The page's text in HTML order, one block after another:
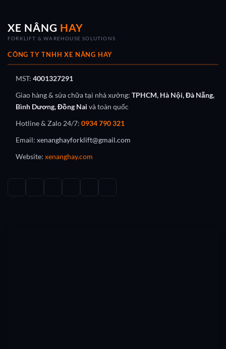
XE NÂNG HAY
FORKLIFT & WAREHOUSE SOLUTIONS
CÔNG TY TNHH XE NÂNG HAY
MST: 4001327291
Giao hàng & sửa chữa tại nhà xưởng: TPHCM, Hà Nội, Đà Nẵng,
Bình Dương, Đồng Nai và toàn quốc
Hotline & Zalo 24/7: 0934 790 321
Email: xenanghayforklift@gmail.com
Website: xenanghay.com